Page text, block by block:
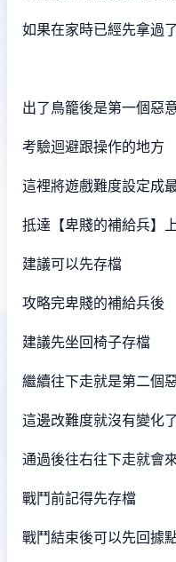
如果在家時已經先拿過
出了鳥籠後是第一個惡
考驗迴避跟操作的地方
這裡將遊戲難度設定成
抵達【卑賤的補給兵】
建議可以先存檔
攻略完卑賤的補給兵後
建議先坐回椅子存檔
繼續往下走就是第二個
這邊改難度就沒有變化了
通過後往右往下走就會
戰鬥前記得先存檔
戰鬥結束後可以先回據